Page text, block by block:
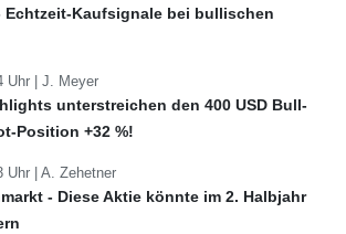
Echtzeit-Kaufsignale bei bullischen
Uhr | J. Meyer
unterstreichen den 400 USD Bull-
Position +32 %!
Uhr | A. Zehetner
- Diese Aktie könnte im 2. Halbjahr